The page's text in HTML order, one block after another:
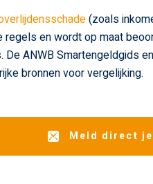
(zoals
regels en wordt op maat
De ANWB Smartengeldgids
bronnen voor vergelijking.
Meld direct